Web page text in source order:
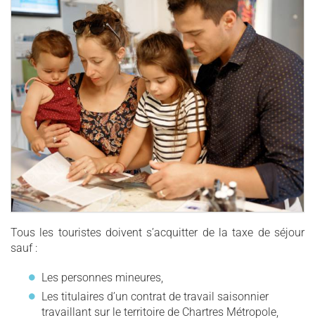
Tous les touristes doivent s’acquitter de la taxe de séjour
sauf :
Les personnes mineures,
Les titulaires d’un contrat de travail saisonnier
travaillant sur le territoire de Chartres Métropole,